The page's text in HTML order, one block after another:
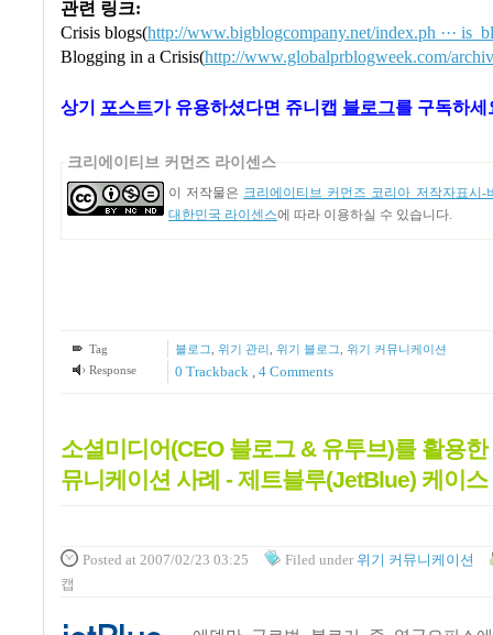
관련 링크:
Crisis blogs(http://www.bigblogcompany.net/index.ph ···
Blogging in a Crisis(http://www.globalprblogweek.com/archiv
상기 포스트가유용하셨다면 쥬니캡 블로그를 구독하세
크리에이티브 커먼즈 라이센스
이 저작물은 크리에이티브 커먼즈 코리아 저작자표시-
대한민국 라이센스에 따라 이용하실 수 있습니다.
Tag 블로그 위기 관리 위기 블로그 위기 커뮤니케이션
Response
0 Trackback , 4Comments
소셜미디어(CEO 블로그 & 유투브)를 활용
뮤니케이션 사례 - 제트블루(JetBlue) 케이스
Posted at 2007/02/23 03:25 Filed under 위기 커뮤니케이션
캡